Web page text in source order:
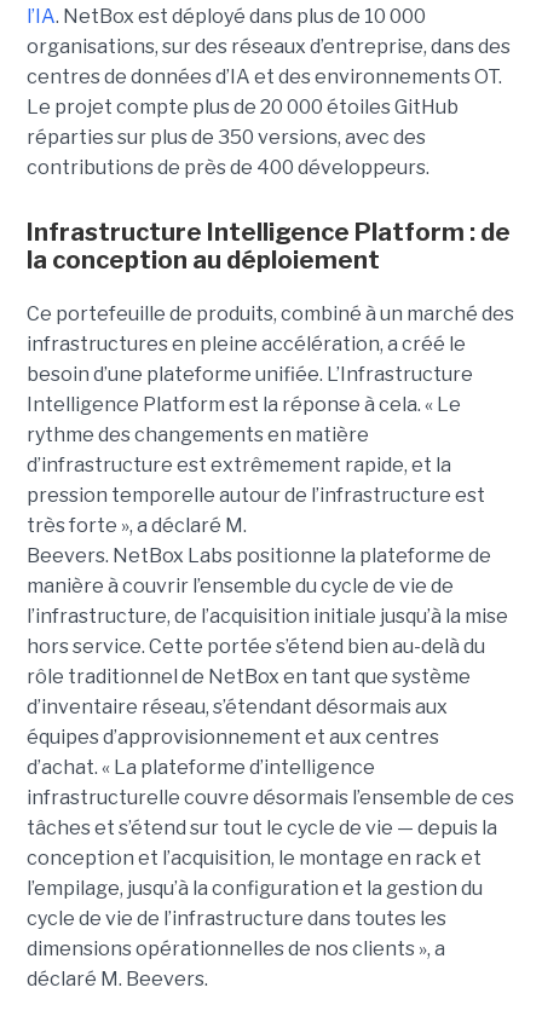
l’IA. NetBox est déployé dans plus de 10 000
organisations, sur des réseaux d’entreprise, dans des
centres de données d’IA et des environnements OT.
Le projet compte plus de 20 000 étoiles GitHub
réparties sur plus de 350 versions, avec des
contributions de près de 400 développeurs.
Infrastructure Intelligence Platform : de
la conception au déploiement
Ce portefeuille de produits, combiné à un marché des
infrastructures en pleine accélération, a créé le
besoin d’une plateforme unifiée. L’Infrastructure
Intelligence Platform est la réponse à cela. « Le
rythme des changements en matière
d’infrastructure est extrêmement rapide, et la
pression temporelle autour de l’infrastructure est
très forte », a déclaré M.
Beevers. NetBox Labs positionne la plateforme de
manière à couvrir l’ensemble du cycle de vie de
l’infrastructure, de l’acquisition initiale jusqu’à la mise
hors service. Cette portée s’étend bien au-delà du
rôle traditionnel de NetBox en tant que système
d’inventaire réseau, s’étendant désormais aux
équipes d’approvisionnement et aux centres
d’achat. « La plateforme d’intelligence
infrastructurelle couvre désormais l’ensemble de ces
tâches et s’étend sur tout le cycle de vie — depuis la
conception et l’acquisition, le montage en rack et
l’empilage, jusqu’à la configuration et la gestion du
cycle de vie de l’infrastructure dans toutes les
dimensions opérationnelles de nos clients », a
déclaré M. Beevers.